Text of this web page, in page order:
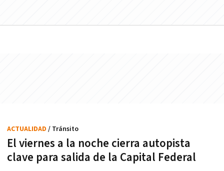
El viernes a la noche cierra autopista
clave para salida de la Capital Federal
ACTUALIDAD / Tránsito